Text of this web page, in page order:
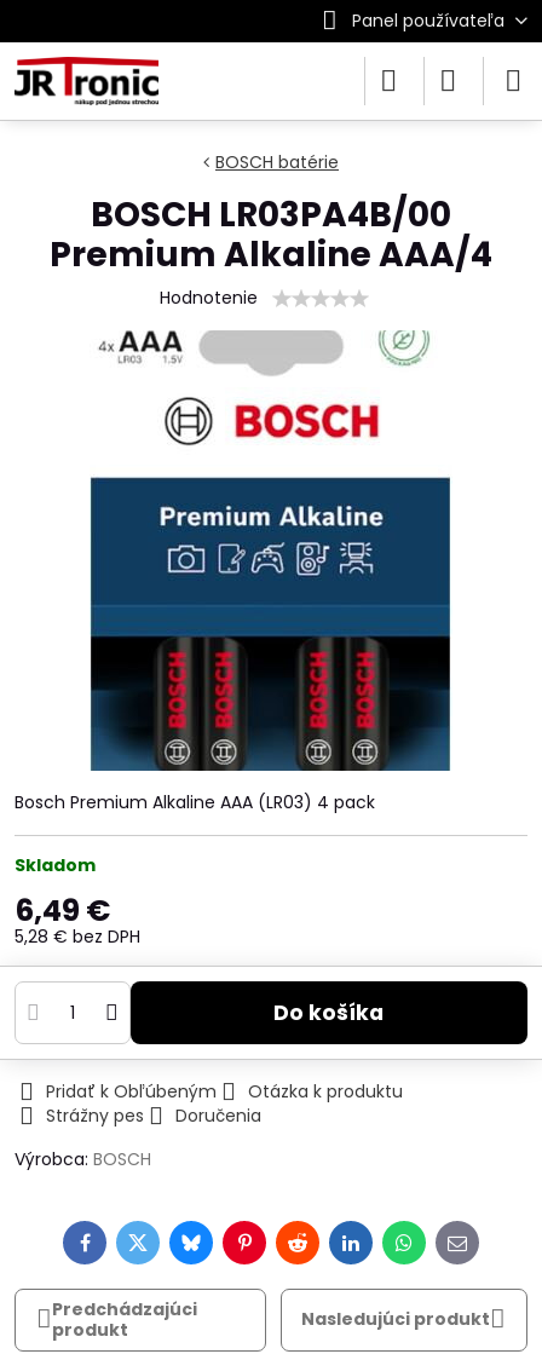
Panel používateľa
BOSCH batérie
BOSCH LR03PA4B/00
Premium Alkaline AAA/4
Hodnotenie
Bosch Premium Alkaline AAA (LR03) 4 pack
Skladom
6,49 €
5,28 € bez DPH
Do košíka
Pridať k Obľúbeným
Otázka k produktu
Strážny pes
Doručenia
Výrobca: BOSCH
FacebookTwitterBlueskyPinterestRedditLinkedInWhatsApp
E-
mail
Predchádzajúci
produkt
Nasledujúci produkt